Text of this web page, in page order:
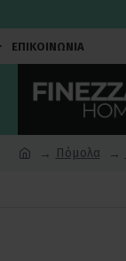
ΕΠΙΚΟΙΝΩΝΙΑ
Πόμολα